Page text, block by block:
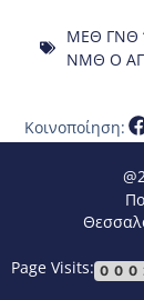
ΜΕΘ ΓΝΘ
ΝΜΘ Ο
Κοινοποίηση:
Page Visits: